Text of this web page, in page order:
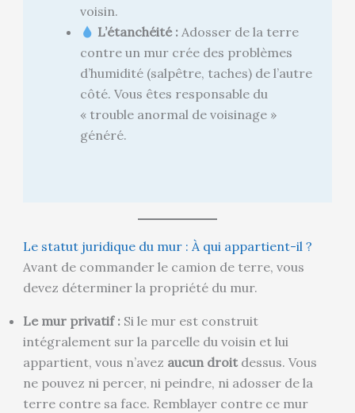
voisin.
L’étanchéité :Adosser de la terre
contre un mur crée des problèmes
d’humidité (salpêtre, taches) de l’autre
côté. Vous êtes responsable du
« trouble anormal de voisinage »
généré.
Le statut juridique du mur : À qui appartient-il ?
Avant de commander le camion de terre, vous
devez déterminer la propriété du mur.
Le mur privatif :Si le mur est construit
intégralement sur la parcelle du voisin et lui
appartient, vous n’avez aucun droitdessus. Vous
ne pouvez ni percer, ni peindre, ni adosser de la
terre contre sa face. Remblayer contre ce mur